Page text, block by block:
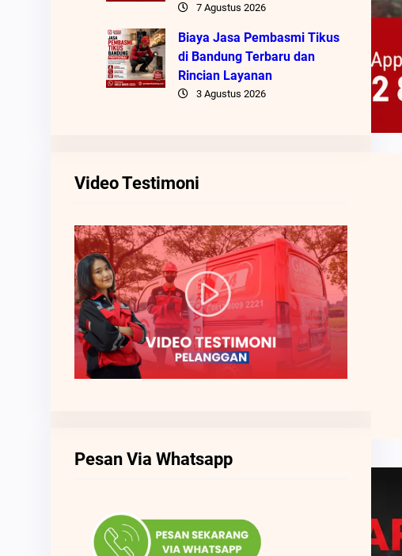
7 Agustus 2026
Biaya Jasa Pembasmi Tikus
di Bandung Terbaru dan
Rincian Layanan
3 Agustus 2026
Video Testimoni
Pesan Via Whatsapp